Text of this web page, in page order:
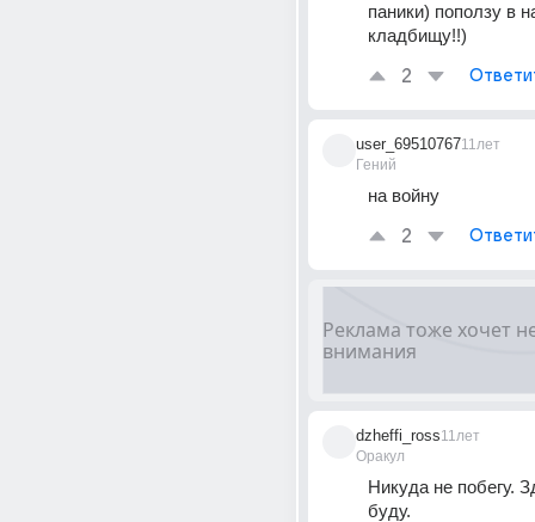
паники) поползу в
кладбищу!!)
2
user_69510767
Гений
11лет
на войну
2
dzheffi_ross
Оракул
11лет
Никуда не побегу.
буду.